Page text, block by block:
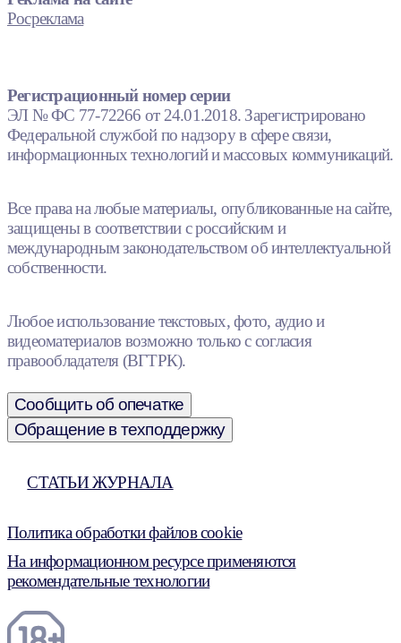
Росреклама
Регистрационный номер серии
ЭЛ № ФС 77-72266 от 24.01.2018. Зарегистрировано
Федеральной службой по надзору в сфере связи,
информационных технологий и массовых коммуникаций.
Все права на любые материалы, опубликованные на сайте,
защищены в соответствии с российским и
международным законодательством об интеллектуальной
собственности.
Любое использование текстовых, фото, аудио и
видеоматериалов возможно только с согласия
правообладателя (ВГТРК).
Сообщить об опечатке
Обращение в техподдержку
СТАТЬИ ЖУРНАЛА
Политика обработки файлов cookie
На информационном ресурсе применяются
рекомендательные технологии